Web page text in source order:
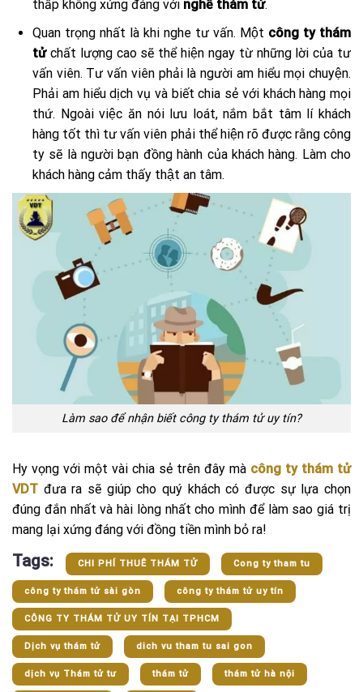
thấp không xứng đáng với nghề thám tử.
Quan trọng nhất là khi nghe tư vấn. Một công ty thám
tửchất lượng cao sẽ thể hiện ngay từ những lời của tư
vấn viên. Tư vấn viên phải là người am hiểu mọi chuyện.
Phải am hiểu dịch vụ và biết chia sẻ với khách hàng mọi
thứ. Ngoài việc ăn nói lưu loát, nắm bắt tâm lí khách
hàng tốt thì tư vấn viên phải thể hiện rõ được rằng công
ty sẽ là người bạn đồng hành của khách hàng. Làm cho
khách hàng cảm thấy thật an tâm.
Làm sao để nhận biết công ty thám tử uy tín?
Hy vọng với một vài chia sẻ trên đây mà công ty thám tử
VDT đưa ra sẽ giúp cho quý khách có được sự lựa chọn
đúng đắn nhất và hài lòng nhất cho mình để làm sao giá trị
mang lại xứng đáng với đồng tiền mình bỏ ra!
Tags: CHI PHÍ THUÊ THÁM TỬ Cong ty tham tu
công ty thám tử sài gòn công ty thám tử uy tín
CÔNG TY THÁM TỬ UY TÍN TẠI TPHCM
Dịch vụ thám tử dich vu tham tu sai gon
dịch vụ Thám tử tư thám tử thám tử hà nội